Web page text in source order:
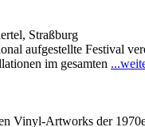
Straßburg
aufgestellte Festival
im gesamten
Vinyl-Artworks der